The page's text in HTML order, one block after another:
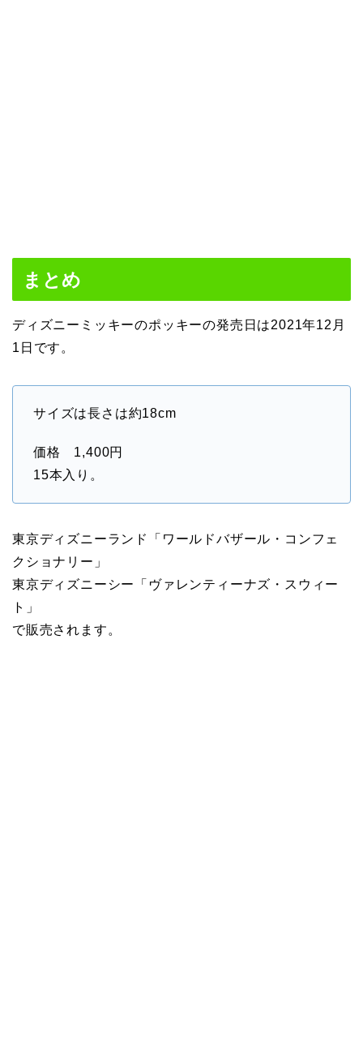
まとめ
ディズニーミッキーのポッキーの発売日は2021年12月
1日です。
サイズは長さは約18cm
価格 1,400円
15本入り。
東京ディズニーランド「ワールドバザール・コンフェ
クショナリー」
東京ディズニーシー「ヴァレンティーナズ・スウィー
ト」
で販売されます。